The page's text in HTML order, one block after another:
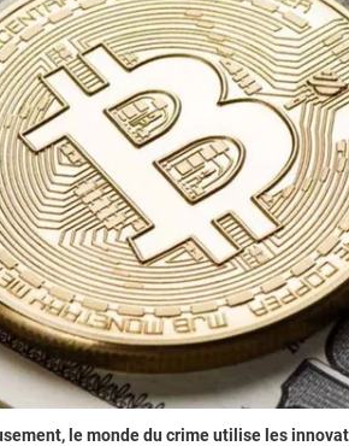
le monde du crime utilise les